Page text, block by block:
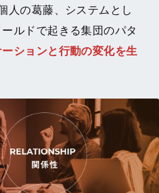
人の葛藤、システムとし
ルドで起きる集団のパタ
ションと行動の変化を生